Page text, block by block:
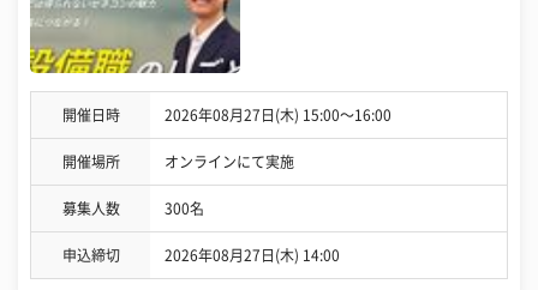
開催日時 2026年08月27日(木) 15:00〜16:00
開催場所 オンラインにて実施
募集人数 300名
申込締切 2026年08月27日(木) 14:00